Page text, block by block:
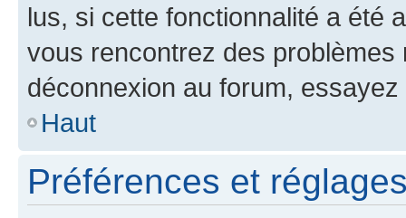
lus, si cette fonctionnalité a été
vous rencontrez des
déconnexion au forum,
Haut
Préférences et